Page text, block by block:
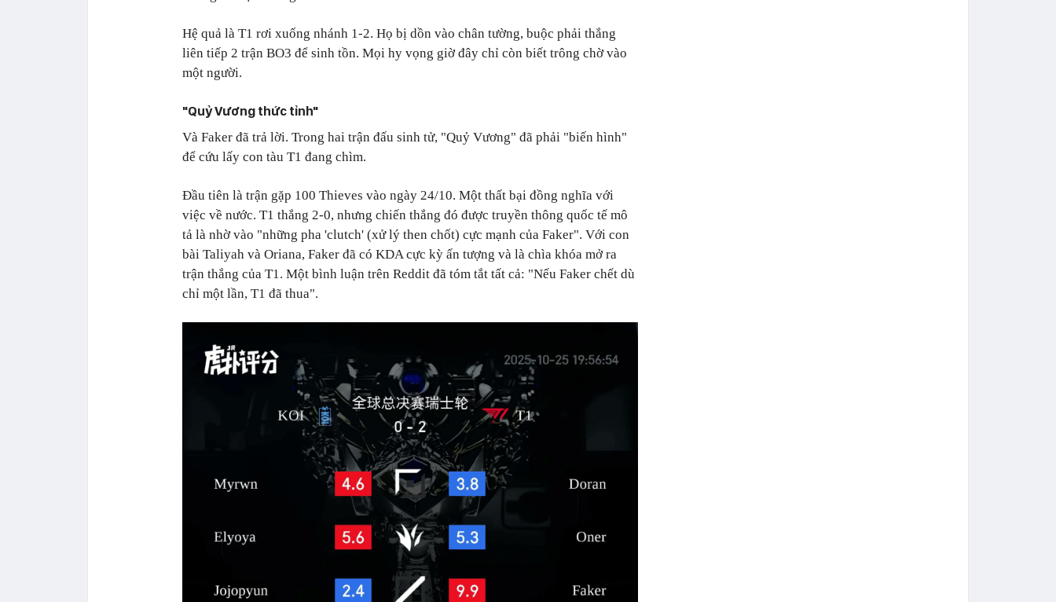
Hệ quả là T1 rơi xuống nhánh 1-2. Họ bị dồn vào chân tường, buộc phải thắng
liên tiếp 2 trận BO3 để sinh tồn. Mọi hy vọng giờ đây chỉ còn biết trông chờ vào
một người.
"Quỷ Vương thức tỉnh"
Và Faker đã trả lời. Trong hai trận đấu sinh tử, "Quỷ Vương" đã phải "biến hình"
để cứu lấy con tàu T1 đang chìm.
Đầu tiên là trận gặp 100 Thieves vào ngày 24/10. Một thất bại đồng nghĩa với
việc về nước. T1 thắng 2-0, nhưng chiến thắng đó được truyền thông quốc tế mô
tả là nhờ vào "những pha 'clutch' (xử lý then chốt) cực mạnh của Faker". Với con
bài Taliyah và Oriana, Faker đã có KDA cực kỳ ấn tượng và là chìa khóa mở ra
trận thắng của T1. Một bình luận trên Reddit đã tóm tắt tất cả: "Nếu Faker chết dù
chỉ một lần, T1 đã thua".